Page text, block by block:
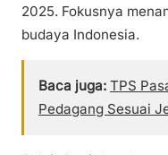
2025. Fokusnya
budaya Indonesia.
Baca juga: TPS
Pedagang Sesuai